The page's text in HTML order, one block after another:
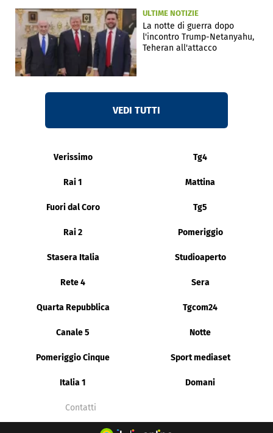
ULTIME NOTIZIE
La notte di guerra dopo
l'incontro Trump-Netanyahu,
Teheran all'attacco
VEDI TUTTI
Verissimo Tg4
Rai 1 Mattina
Fuori dal Coro Tg5
Rai 2 Pomeriggio
Stasera Italia Studioaperto
Rete 4 Sera
Quarta Repubblica Tgcom24
Canale 5 Notte
Pomeriggio Cinque Sport mediaset
Italia 1 Domani
Contatti